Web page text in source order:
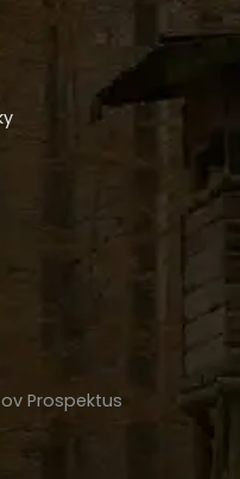
Prospektus